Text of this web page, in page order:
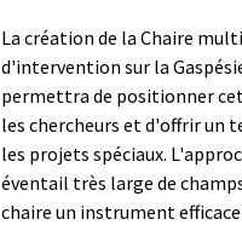
La création de la Chaire
d'intervention sur la
permettra de positionner
les chercheurs et d'offrir un
les projets spéciaux.
éventail très large de
chaire un instrument